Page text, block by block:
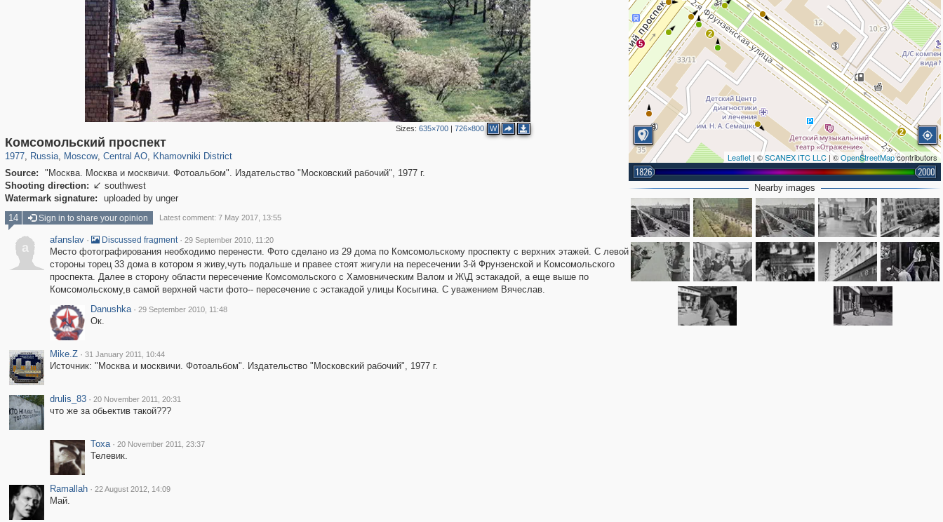
Sizes:635×700 |726×800 W
Комсомольский проспект
1977, Russia
1,406,186 29,243
, Moscow
319,779 8,286
, Central AO
159,978 5,916
, Khamovniki District
19,394
Source:
"Москва. Москва и москвичи. Фотоальбом". Издательство "Московский рабочий", 1977 г.
Shooting direction:  southwest
Watermark signature:
uploaded by unger
5
2
2
2
Leaflet | ©SCANEX ITC LLC | ©OpenStreetMapcontributors
1826 2000
Nearby images
14 Sign in to share your opinion Latest comment: 7 May 2017, 13:55
a
afanslav · Discussed fragment · 29 September 2010, 11:20
Место фотографирования необходимо перенести. Фото сделано из 29 дома по Комсомольскому проспекту с верхних этажей. С левой
стороны торец 33 дома в котором я живу,чуть подальше и правее стоят жигули на пересечении 3-й Фрунзенской и Комсомольского
проспекта. Далее в сторону области пересечение Комсомольского с Хамовническим Валом и Ж\Д эстакадой, а еще выше по
Комсомольскому,в самой верхней части фото-- пересечение с эстакадой улицы Косыгина. С уважением Вячеслав.
Danushka · 29 September 2010, 11:48
Ок.
Mike.Z · 31 January 2011, 10:44
Источник: "Москва и москвичи. Фотоальбом". Издательство "Московский рабочий", 1977 г.
drulis_83 · 20 November 2011, 20:31
что же за обьектив такой???
Toxa · 20 November 2011, 23:37
Телевик.
Ramallah · 22 August 2012, 14:09
Май.